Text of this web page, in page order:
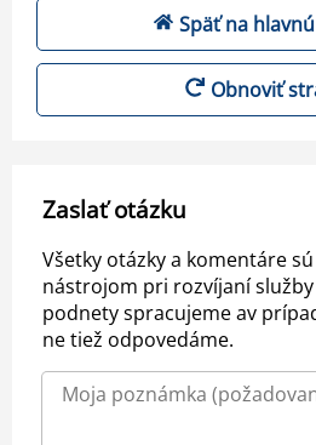
Späť na
Obnoviť
Zaslať otázku
Všetky otázky a komentáre
nástrojom pri rozvíjaní služby
podnety spracujeme av
ne tiež odpovedáme.